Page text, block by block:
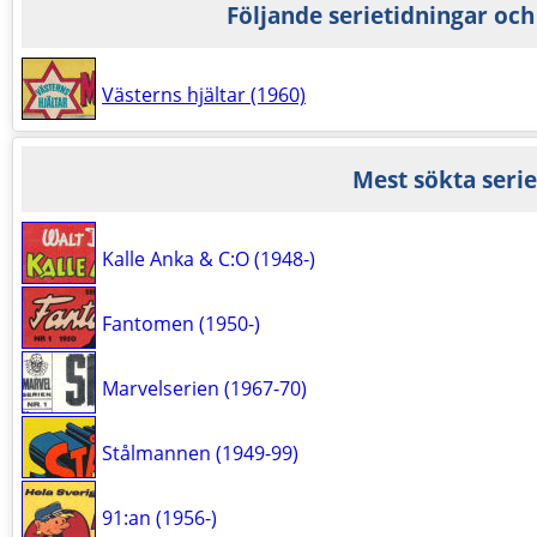
Följande serietidningar
Västerns hjältar (1960)
Mest sökta
Kalle Anka & C:O (1948-)
Fantomen (1950-)
Marvelserien (1967-70)
Stålmannen (1949-99)
91:an (1956-)